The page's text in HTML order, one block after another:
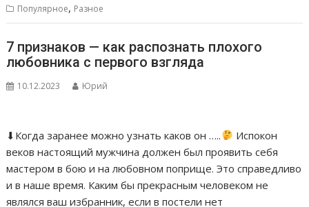
Популярное, Разное
7 признаков — как распознать плохого
любовника с первого взгляда
10.12.2023 Юрий
⬇Когда заранее можно узнать каков он …..
Испокон
веков настоящий мужчина должен был проявить себя
мастером в бою и на любовном поприще. Это справедливо
и в наше время. Каким бы прекрасным человеком не
являлся ваш избранник, если в постели нет